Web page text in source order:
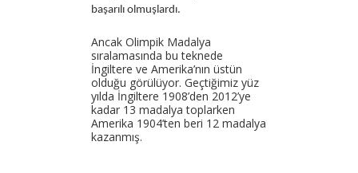
başarılı olmuşlardı.
Ancak Olimpik Madalya
sıralamasında bu teknede
İngiltere ve Amerika’nın üstün
olduğu görülüyor. Geçtiğimiz yüz
yılda İngiltere 1908’den 2012’ye
kadar 13 madalya toplarken
Amerika 1904’ten beri 12 madalya
kazanmış.